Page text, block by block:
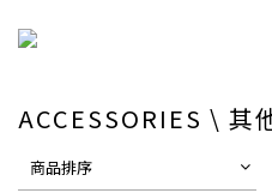
ACCESSORIES \ 其
商品排序